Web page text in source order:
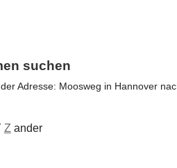
suchen
Adresse: Moosweg in Hannover
Z ander